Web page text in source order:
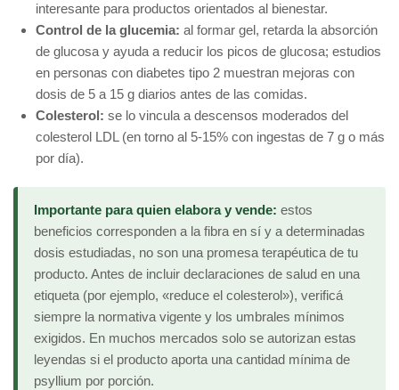
interesante para productos orientados al bienestar.
Control de la glucemia: al formar gel, retarda la absorción
de glucosa y ayuda a reducir los picos de glucosa; estudios
en personas con diabetes tipo 2 muestran mejoras con
dosis de 5 a 15 g diarios antes de las comidas.
Colesterol: se lo vincula a descensos moderados del
colesterol LDL (en torno al 5-15% con ingestas de 7 g o más
por día).
Importante para quien elabora y vende: estos
beneficios corresponden a la fibra en sí y a determinadas
dosis estudiadas, no son una promesa terapéutica de tu
producto. Antes de incluir declaraciones de salud en una
etiqueta (por ejemplo, «reduce el colesterol»), verificá
siempre la normativa vigente y los umbrales mínimos
exigidos. En muchos mercados solo se autorizan estas
leyendas si el producto aporta una cantidad mínima de
psyllium por porción.